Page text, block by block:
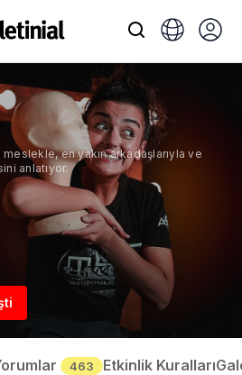
meslekle, en yakın arkadaşlarıyla ve
anlatıyor.
463 Etkinlik Kuralları